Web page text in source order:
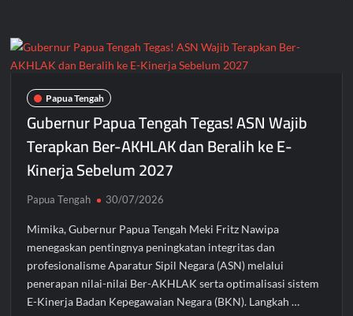
Minta
OPD
Kinerja
Usai
DPR
Papua
Tengah
Setujui
Raperda
2025
Papua Tengah
Gubernur Papua Tengah Tegas! ASN Wajib
Terapkan Ber-AKHLAK dan Beralih ke E-
Kinerja Sebelum 2027
Papua Tengah 30/07/2026
Mimika, Gubernur Papua Tengah Meki Fritz Nawipa
menegaskan pentingnya peningkatan integritas dan
profesionalisme Aparatur Sipil Negara (ASN) melalui
penerapan nilai-nilai Ber-AKHLAK serta optimalisasi sistem
E-Kinerja Badan Kepegawaian Negara (BKN). Langkah …